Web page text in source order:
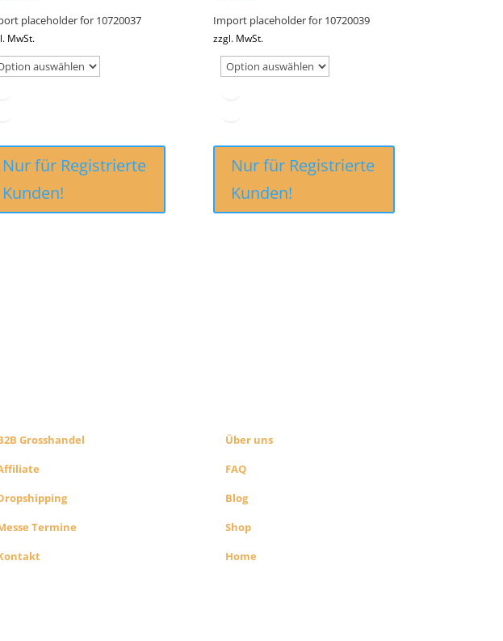
placeholder for 10720037
MwSt.
Nur für Registrierte
Kunden!
Import placeholder for 10720039
zzgl. MwSt.
Nur für Registrierte
Kunden!
Grosshandel
Termine
Über uns
FAQ
Blog
Shop
Home